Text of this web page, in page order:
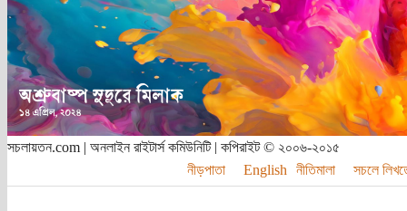
সচলায়তন.com | অনলাইন রাইটার্স কমিউনিটি | কপিরাইট © ২০০৬-২০১৫
নীড়পাতা
English নীতিমালা সচলে